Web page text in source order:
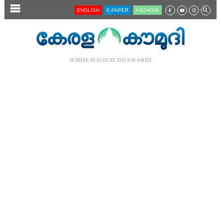
SECTIONS ENGLISH E-PAPER KĀZHCHA
SUNDAY, 09 AUGUST 2026 8.49 AM IST